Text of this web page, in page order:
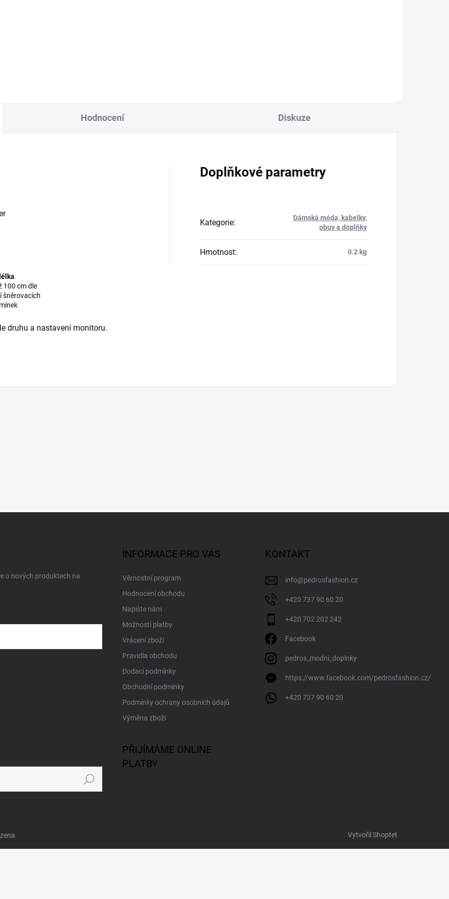
Hodnocení Diskuze
100 cm dle
šněrovacích
druhu a nastavení monitoru.
Doplňkové parametry
Kategorie:
Dámská móda, kabelky,
obuv a doplňky
Hmotnost: 0.2 kg
o nových produktech na
INFORMACE PRO VÁS
Věrnostní program
Hodnocení obchodu
Napište nám
Možnosti platby
Vrácení zboží
Pravidla obchodu
Dodací podmínky
Obchodní podmínky
Podmínky ochrany osobních údajů
Výměna zboží
KONTAKT
info@pedrosfashion.cz
+420 737 90 60 20
+420 702 202 242
Facebook
pedros_modni_doplnky
https://www.facebook.com/pedrosfashion.cz/
+420 737 90 60 20
Hledat
PŘIJÍMÁME ONLINE
PLATBY
Vytvořil Shoptet